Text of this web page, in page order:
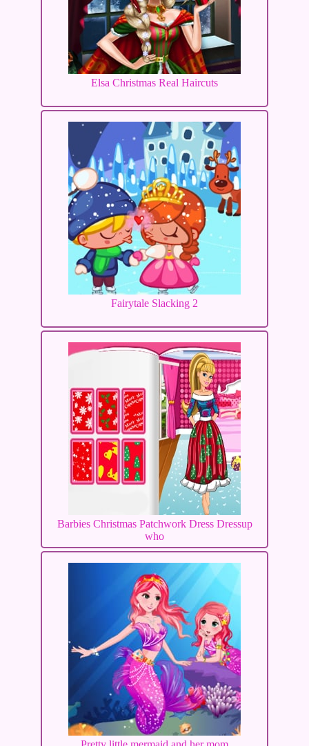
Elsa Christmas Real Haircuts
Fairytale Slacking 2
Barbies Christmas Patchwork Dress Dressup
who